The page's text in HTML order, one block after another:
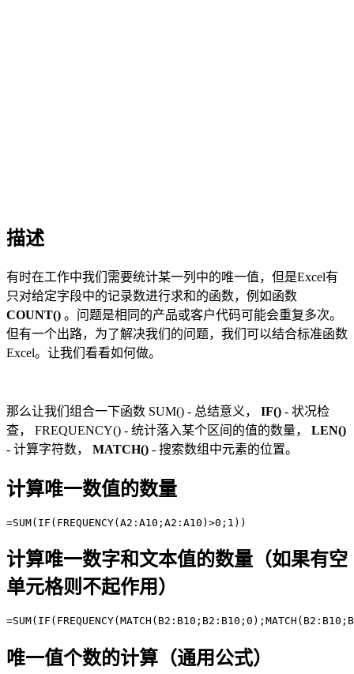
描述
有时在工作中我们需要统计某一列中的唯一值，但是Excel有
只对给定字段中的记录数进行求和的函数，例如函数
COUNT() 。问题是相同的产品或客户代码可能会重复多次。
但有一个出路，为了解决我们的问题，我们可以结合标准函数
Excel。让我们看看如何做。
那么让我们组合一下函数 SUM() - 总结意义， IF() - 状况检
查， FREQUENCY() - 统计落入某个区间的值的数量， LEN()
- 计算字符数， MATCH() - 搜索数组中元素的位置。
计算唯一数值的数量
计算唯一数字和文本值的数量（如果有空
单元格则不起作用）
唯一值个数的计算（通用公式）